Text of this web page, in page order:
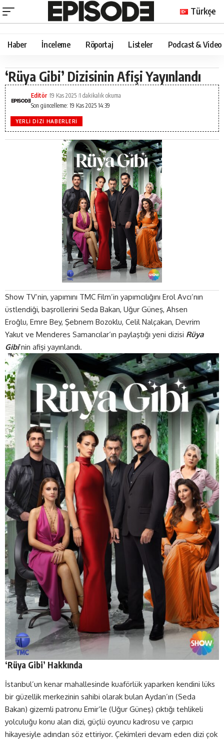
Türkçe
Haber İnceleme Röportaj Listeler Podcast & Video
‘Rüya Gibi’ Dizisinin Afişi Yayınlandı
Son güncelleme: 19 Kas 2025 14:39
Editör 19 Kas 2025 1 dakikalık okuma
YERLI DIZI HABERLERI
Show TV’nin, yapımını TMC Film’in yapımcılığını Erol Avcı’nın
üstlendiği, başrollerini Seda Bakan, Uğur Güneş, Ahsen
Eroğlu, Emre Bey, Şebnem Bozoklu, Celil Nalçakan, Devrim
Yakut ve Menderes Samancılar‘ın paylaştığı yeni dizisi Rüya
Gibi‘nin afişi yayınlandı.
‘Rüya Gibi’ Hakkında
İstanbul’un kenar mahallesinde kuaförlük yaparken kendini lüks
bir güzellik merkezinin sahibi olarak bulan Aydan’ın (Seda
Bakan) gizemli patronu Emir’le (Uğur Güneş) çıktığı tehlikeli
yolculuğu konu alan dizi, güçlü oyuncu kadrosu ve çarpıcı
hikayesiyle adından söz ettiriyor. Çekimleri devam eden dizi çok